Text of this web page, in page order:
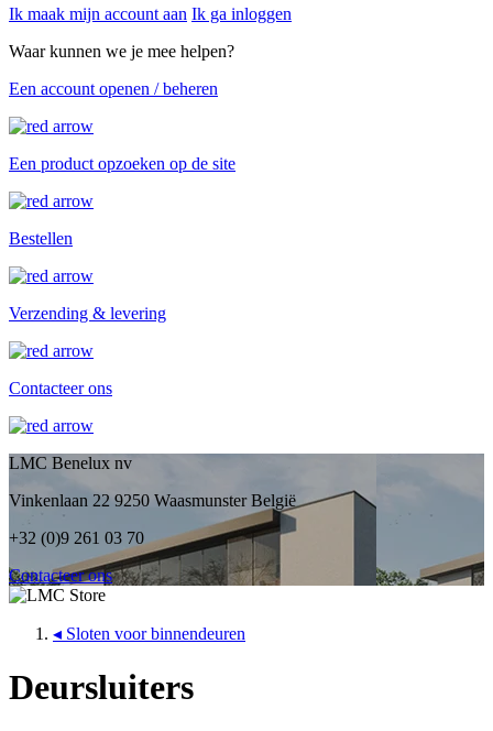
Ik maak mijn account aan Ik ga inloggen
Waar kunnen we je mee helpen?
Een account openen / beheren
Een product opzoeken op de site
Bestellen
Verzending & levering
Contacteer ons
LMC Benelux nv
Vinkenlaan 22 9250 Waasmunster België
+32 (0)9 261 03 70
Contacteer ons
◂ Sloten voor binnendeuren
Deursluiters